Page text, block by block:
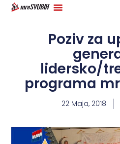
Poziv za
lidersko/
programa
22 Maja, 2018